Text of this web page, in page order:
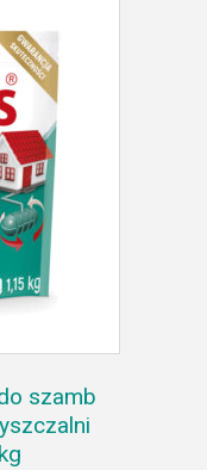
szamb